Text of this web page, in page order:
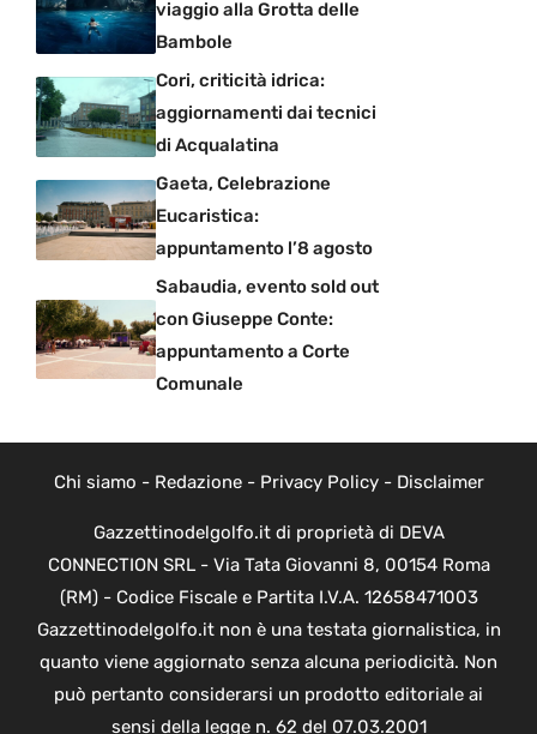
viaggio alla Grotta delle
Bambole
Cori, criticità idrica:
aggiornamenti dai tecnici
di Acqualatina
Gaeta, Celebrazione
Eucaristica:
appuntamento l’8 agosto
Sabaudia, evento sold out
con Giuseppe Conte:
appuntamento a Corte
Comunale
Chi siamo - Redazione- Privacy Policy- Disclaimer
Gazzettinodelgolfo.it di proprietà di DEVA
CONNECTION SRL - Via Tata Giovanni 8, 00154 Roma
(RM) - Codice Fiscale e Partita I.V.A. 12658471003
Gazzettinodelgolfo.it non è una testata giornalistica, in
quanto viene aggiornato senza alcuna periodicità. Non
può pertanto considerarsi un prodotto editoriale ai
sensi della legge n. 62 del 07.03.2001